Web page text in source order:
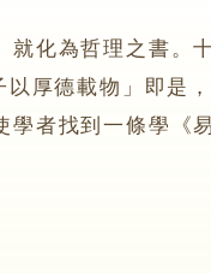
就化為哲理之書。
厚德載物」即是
者找到一條學《易